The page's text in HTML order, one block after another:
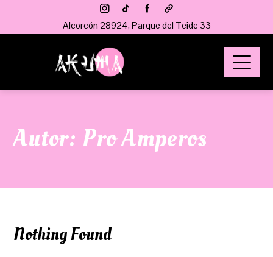
Alcorcón 28924, Parque del Teide 33
Autor: Pro Amperos
Nothing Found